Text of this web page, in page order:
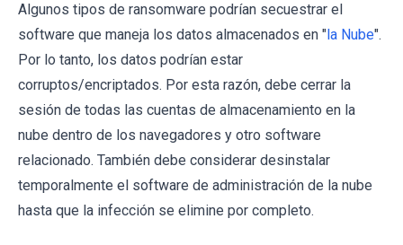
Algunos tipos de ransomware podrían secuestrar el
software que maneja los datos almacenados en " la Nube".
Por lo tanto, los datos podrían estar
corruptos/encriptados. Por esta razón, debe cerrar la
sesión de todas las cuentas de almacenamiento en la
nube dentro de los navegadores y otro software
relacionado. También debe considerar desinstalar
temporalmente el software de administración de la nube
hasta que la infección se elimine por completo.